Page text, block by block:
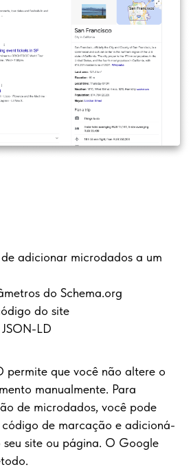
adicionar microdados a um
do Schema.org
do site
LD
permite que você não altere o
manualmente. Para
de microdados, você pode
de marcação e adicioná-
site ou página. O Google